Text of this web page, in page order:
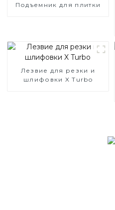
Подъемник для плитки
Лезвие для резки и
шлифовки X Turbo